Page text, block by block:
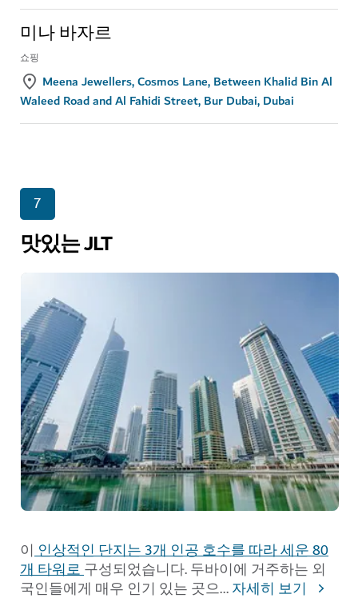
미나 바자르
쇼핑
Meena Jewellers, Cosmos Lane, Between Khalid Bin Al
Waleed Road and Al Fahidi Street, Bur Dubai, Dubai
7
맛있는 JLT
이인상적인 단지는 3개 인공 호수를 따라 세운 80
개 타워로구성되었습니다. 두바이에 거주하는 외
국인들에게 매우 인기 있는 곳으...자세히 보기